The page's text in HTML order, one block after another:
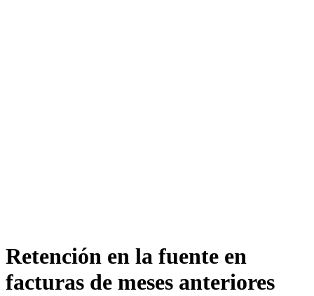
Retención en la fuente en
facturas de meses anteriores